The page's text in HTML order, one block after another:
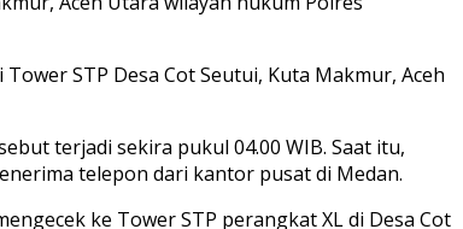
STP Desa Cot Seutui, Kuta Makmur, Aceh
terjadi sekira pukul 04.00 WIB. Saat itu,
telepon dari kantor pusat di Medan.
ke Tower STP perangkat XL di Desa Cot